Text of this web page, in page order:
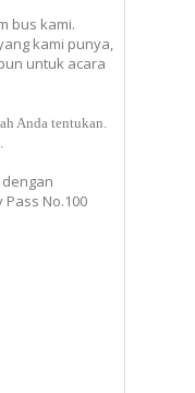
bus kami.
kami punya,
untuk acara
Anda tentukan.
No.100